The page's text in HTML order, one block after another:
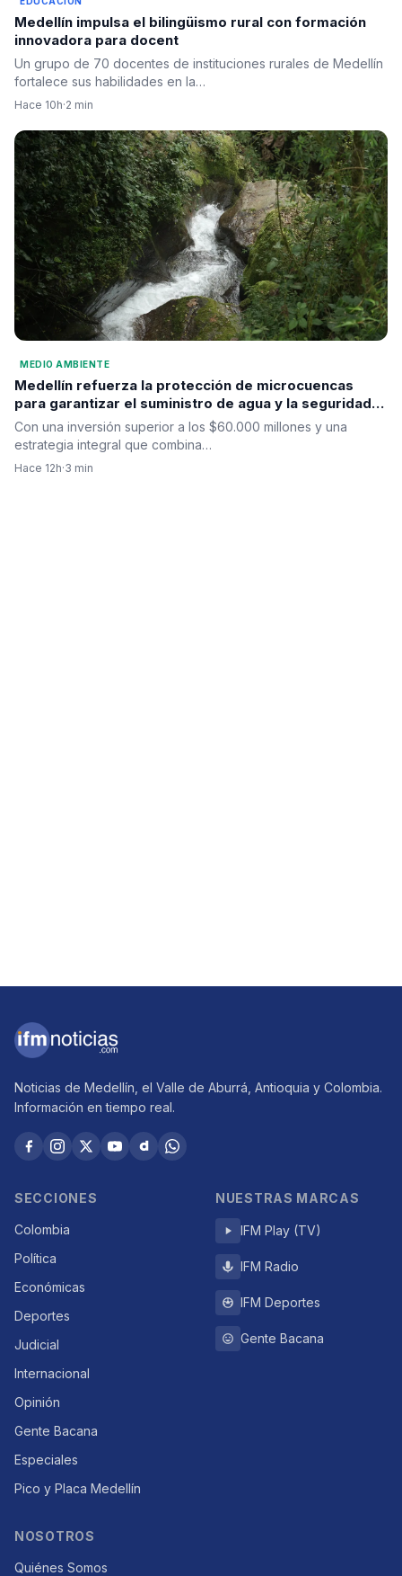
Medellín impulsa el bilingüismo rural con formación
innovadora para docent
Un grupo de 70 docentes de instituciones rurales de Medellín
fortalece sus habilidades en la…
Hace 10h·2 min
MEDIO AMBIENTE
Medellín refuerza la protección de microcuencas
para garantizar el suministro de agua y la seguridad
hídrica
Con una inversión superior a los $60.000 millones y una
estrategia integral que combina…
Hace 12h·3 min
Noticias de Medellín, el Valle de Aburrá, Antioquia y Colombia.
Información en tiempo real.
SECCIONES
Colombia
Política
Económicas
Deportes
Judicial
Internacional
Opinión
Gente Bacana
Especiales
Pico y Placa Medellín
NUESTRAS MARCAS
IFM Play (TV)
IFM Radio
IFM Deportes
Gente Bacana
NOSOTROS
Quiénes Somos